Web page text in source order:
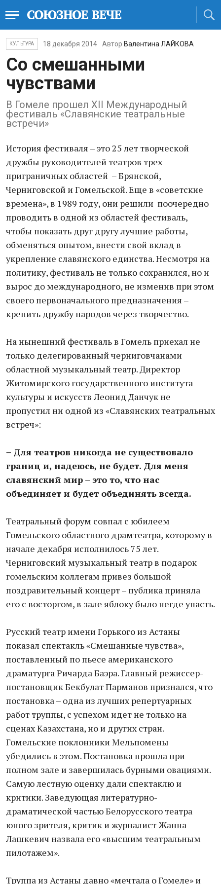
КУЛЬТУРА 18 декабря 2014 Автор Валентина ЛАЙКОВА
Со смешанными
чувствами
В Гомеле прошел XII Международный
фестиваль «Славянские театральные
встречи»
История фестиваля – это 25 лет творческой
дружбы руководителей театров трех
приграничных областей – Брянской,
Черниговской и Гомельской. Еще в «советские
времена», в 1989 году, они решили поочередно
проводить в одной из областей фестиваль,
чтобы показать друг другу лучшие работы,
обменяться опытом, внести свой вклад в
укрепление славянского единства. Несмотря на
политику, фестиваль не только сохранился, но и
вырос до международного, не изменив при этом
своего первоначального предназначения –
крепить дружбу народов через творчество.
На нынешний фестиваль в Гомель приехал не
только делегированный черниговчанами
областной музыкальный театр. Директор
Житомирского государственного института
культуры и искусств Леонид Данчук не
пропустил ни одной из «Славянских театральных
встреч»:
– Для театров никогда не существовало
границ и, надеюсь, не будет. Для меня
славянский мир – это то, что нас
объединяет и будет объединять всегда.
Театральный форум совпал с юбилеем
Гомельского областного драмтеатра, которому в
начале декабря исполнилось 75 лет.
Черниговский музыкальный театр в подарок
гомельским коллегам привез большой
поздравительный концерт – публика приняла
его с восторгом, в зале яблоку было негде упасть.
Русский театр имени Горького из Астаны
показал спектакль «Смешанные чувства»,
поставленный по пьесе американского
драматурга Ричарда Баэра. Главный режиссер-
постановщик Бекбулат Парманов признался, что
постановка – одна из лучших репертуарных
работ труппы, с успехом идет не только на
сценах Казахстана, но и других стран.
Гомельские поклонники Мельпомены
убедились в этом. Постановка прошла при
полном зале и завершилась бурными овациями.
Самую лестную оценку дали спектаклю и
критики. Заведующая литературно-
драматической частью Белорусского театра
юного зрителя, критик и журналист Жанна
Лашкевич назвала его «высшим театральным
пилотажем».
Труппа из Астаны давно «мечтала о Гомеле» и